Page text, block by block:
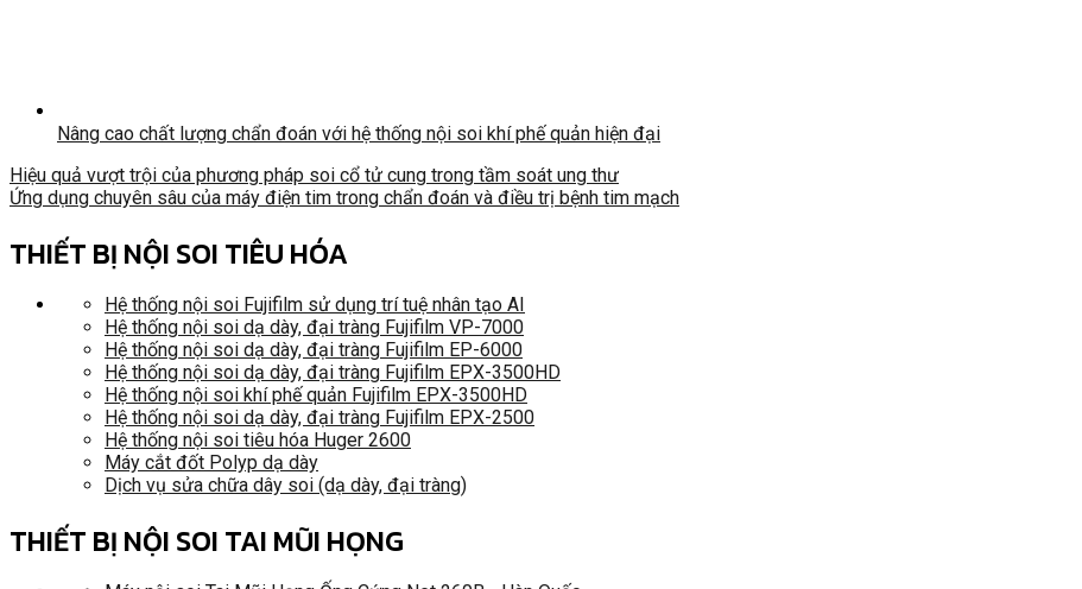
Nâng cao chất lượng chẩn đoán với hệ thống nội soi khí phế quản hiện đại
Hiệu quả vượt trội của phương pháp soi cổ tử cung trong tầm soát ung thư
Ứng dụng chuyên sâu của máy điện tim trong chẩn đoán và điều trị bệnh tim mạch
THIẾT BỊ NỘI SOI TIÊU HÓA
Hệ thống nội soi Fujifilm sử dụng trí tuệ nhân tạo AI
Hệ thống nội soi dạ dày, đại tràng Fujifilm VP-7000
Hệ thống nội soi dạ dày, đại tràng Fujifilm EP-6000
Hệ thống nội soi dạ dày, đại tràng Fujifilm EPX-3500HD
Hệ thống nội soi khí phế quản Fujifilm EPX-3500HD
Hệ thống nội soi dạ dày, đại tràng Fujifilm EPX-2500
Hệ thống nội soi tiêu hóa Huger 2600
Máy cắt đốt Polyp dạ dày
Dịch vụ sửa chữa dây soi (dạ dày, đại tràng)
THIẾT BỊ NỘI SOI TAI MŨI HỌNG